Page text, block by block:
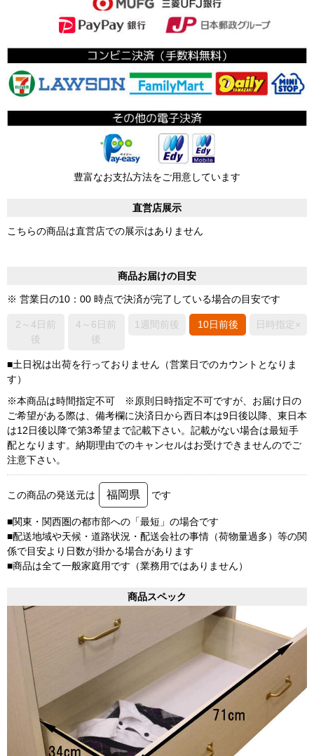
豊富なお支払方法をご用意しています
直営店展示
こちらの商品は直営店での展示はありません
商品お届けの目安
※ 営業日の10：00 時点で決済が完了している場合の目安です
2～4日前
後
4～6日前
後
1週間前後 10日前後 日時指定×
■土日祝は出荷を行っておりません（営業日でのカウントとなりま
す）
※本商品は時間指定不可 ※原則日時指定不可ですが、お届け日の
ご希望がある際は、備考欄に決済日から西日本は9日後以降、東日本
は12日後以降で第3希望まで記載下さい。記載がない場合は最短手
配となります。納期理由でのキャンセルはお受けできませんのでご
注意下さい。
この商品の発送元は 福岡県 です
■関東・関西圏の都市部への「最短」の場合です
■配送地域や天候・道路状況・配送会社の事情（荷物量過多）等の関
係で目安より日数が掛かる場合があります
■商品は全て一般家庭用です（業務用ではありません）
商品スペック